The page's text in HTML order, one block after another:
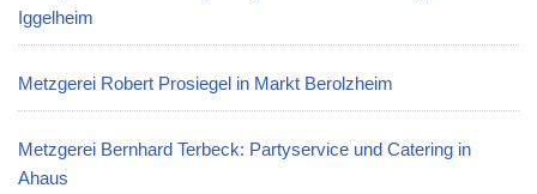
Iggelheim
Metzgerei Robert Prosiegel in Markt Berolzheim
Metzgerei Bernhard Terbeck: Partyservice und Catering in
Ahaus